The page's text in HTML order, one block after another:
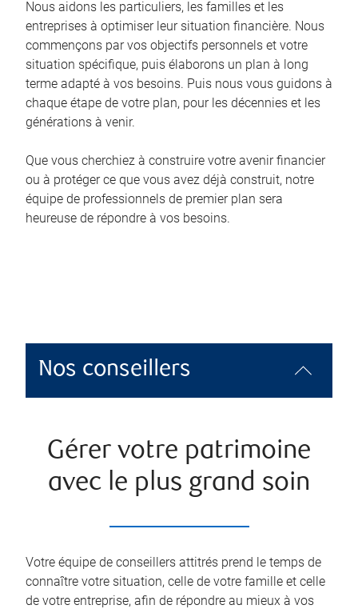
Nous aidons les particuliers, les familles et les
entreprises à optimiser leur situation financière. Nous
commençons par vos objectifs personnels et votre
situation spécifique, puis élaborons un plan à long
terme adapté à vos besoins. Puis nous vous guidons à
chaque étape de votre plan, pour les décennies et les
générations à venir.
Que vous cherchiez à construire votre avenir financier
ou à protéger ce que vous avez déjà construit, notre
équipe de professionnels de premier plan sera
heureuse de répondre à vos besoins.
Nos conseillers
Gérer votre patrimoine
avec le plus grand soin
Votre équipe de conseillers attitrés prend le temps de
connaître votre situation, celle de votre famille et celle
de votre entreprise, afin de répondre au mieux à vos